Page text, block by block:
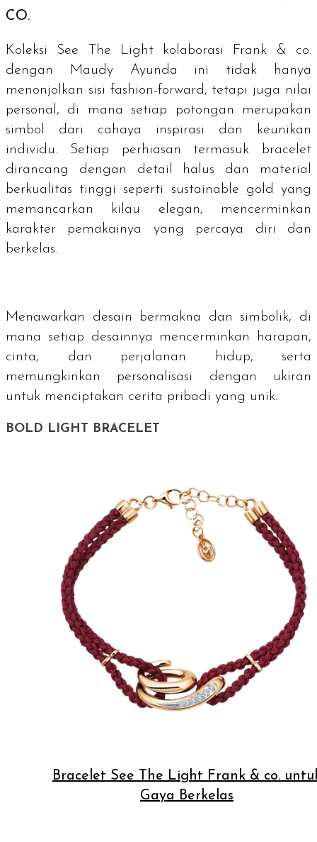
CO.
Koleksi See The Light kolaborasi Frank & co.
dengan Maudy Ayunda ini tidak hanya
menonjolkan sisi fashion-forward, tetapi juga nilai
personal, di mana setiap potongan merupakan
simbol dari cahaya inspirasi dan keunikan
individu. Setiap perhiasan termasuk bracelet
dirancang dengan detail halus dan material
berkualitas tinggi seperti sustainable goldyang
memancarkan kilau elegan, mencerminkan
karakter pemakainya yang percaya diri dan
berkelas.
Menawarkan desain bermakna dan simbolik, di
mana setiap desainnya mencerminkan harapan,
cinta, dan perjalanan hidup, serta
memungkinkan personalisasi dengan ukiran
untuk menciptakan cerita pribadi yang unik.
BOLD LIGHT BRACELET
Bracelet See The Light Frank & co.
Gaya Berkelas